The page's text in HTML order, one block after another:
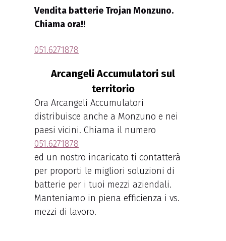
Vendita batterie Trojan Monzuno.
Chiama ora!!
051.6271878
Arcangeli Accumulatori sul
territorio
Ora Arcangeli Accumulatori
distribuisce anche a Monzuno e nei
paesi vicini. Chiama il numero
051.6271878
ed un nostro incaricato ti contatterà
per proporti le migliori soluzioni di
batterie per i tuoi mezzi aziendali.
Manteniamo in piena efficienza i vs.
mezzi di lavoro.